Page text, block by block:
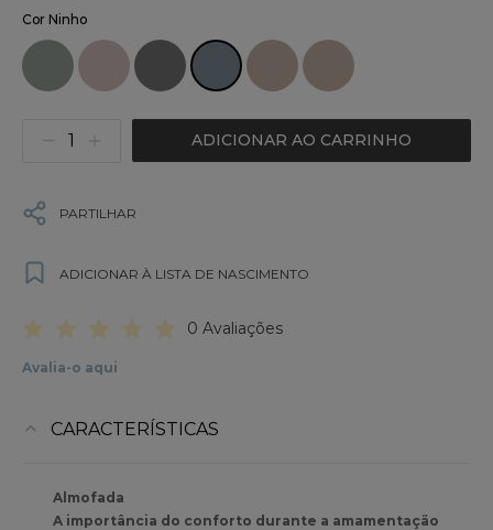
Cor Ninho
ADICIONAR AO CARRINHO
PARTILHAR
ADICIONAR À LISTA DE NASCIMENTO
0 Avaliações
Avalia-o aqui
CARACTERÍSTICAS
Almofada
A importância do conforto durante a amamentação